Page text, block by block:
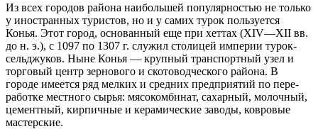
Из всех городов района наибольшей популярностью не только
у иностранных туристов, но и у самих турок пользуется
Конья. Этот город, основан­ный еще при хеттах (XIV—XII вв.
до н. э.), с 1097 по 1307 г. служил столи­цей империи турок-
сельджуков. Ныне Конья — круп­ный транспортный узел и
торговый центр зернового и скотоводческого района. В
городе имеется ряд мелких и средних предприятий по пере­
работке местного сырья: мясокомбинат, сахарный, молочный,
цементный, кир­пичные и керамические заводы, ковровые
мастерские.